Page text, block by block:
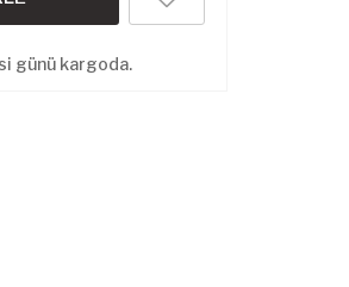
günü kargoda.